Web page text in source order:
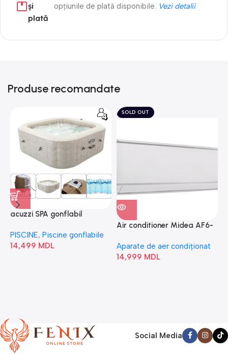
și
plată
opțiunile de plată disponibile. Vezi detalii
Produse recomandate
acuzzi SPA gonflabil
Bubble” 28446
PISCINE, Piscine gonflabile
14,499 MDL
SOLD OUT
Air conditioner Midea AF6-
Aparate de aer condiționat
14,999 MDL
Social Media